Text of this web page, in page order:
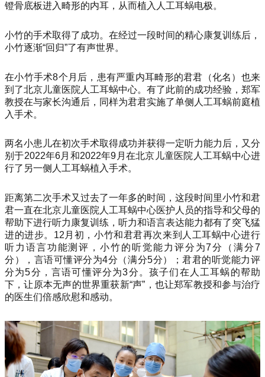
镫骨底板进入畸形的内耳，从而植入人工耳蜗电极。
小竹的手术取得了成功。在经过一段时间的精心康复训练后，
小竹逐渐“回归”了有声世界。
在小竹手术8个月后，患有严重内耳畸形的君君（化名）也来
到了北京儿童医院人工耳蜗中心。有了此前的成功经验，郑军
教授在与家长沟通后，同样为君君实施了单侧人工耳蜗前庭植
入手术。
两名小患儿在初次手术取得成功并获得一定听力能力后，又分
别于2022年6月和2022年9月在北京儿童医院人工耳蜗中心进
行了另一侧人工耳蜗植入手术。
距离第二次手术又过去了一年多的时间，这段时间里小竹和君
君一直在北京儿童医院人工耳蜗中心医护人员的指导和父母的
帮助下进行听力康复训练，听力和语言表达能力都有了突飞猛
进的进步。12月初，小竹和君君再次来到人工耳蜗中心进行
听力语言功能测评，小竹的听觉能力评分为7分（满分7
分），言语可懂评分为4分（满分5分）；君君的听觉能力评
分为5分，言语可懂评分为3分。孩子们在人工耳蜗的帮助
下，让原本无声的世界重获新“声”，也让郑军教授和参与治疗
的医生们倍感欣慰和感动。